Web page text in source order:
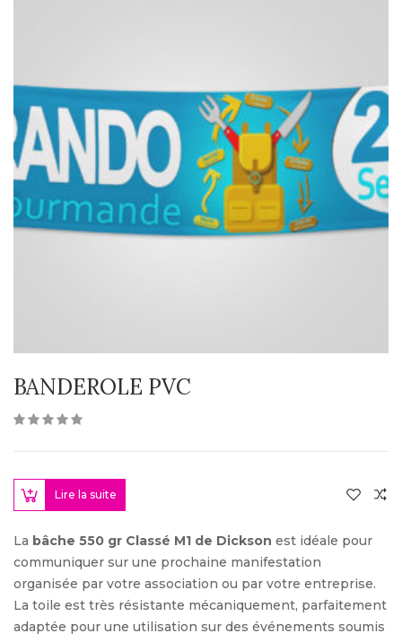
BANDEROLE PVC
Lire la suite
La bâche 550 gr Classé M1 de Dickson est idéale pour
communiquer sur une prochaine manifestation
organisée par votre association ou par votre entreprise.
La toile est très résistante mécaniquement, parfaitement
adaptée pour une utilisation sur des événements soumis